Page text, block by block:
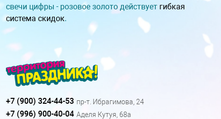
свечи цифры - розовое золото действует гибкая
система скидок.
+7 (900) 324-44-53 пр-т. Ибрагимова, 24
+7 (996) 900-40-04 Аделя Кутуя, 68а